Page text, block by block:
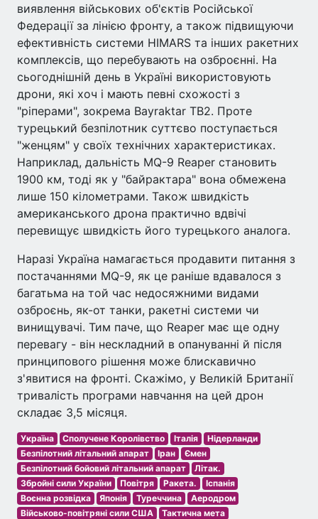
виявлення військових об'єктів Російської
Федерації за лінією фронту, а також підвищуючи
ефективність системи HIMARS та інших ракетних
комплексів, що перебувають на озброєнні. На
сьогоднішній день в Україні використовують
дрони, які хоч і мають певні схожості з
"ріперами", зокрема Bayraktar TB2. Проте
турецький безпілотник суттєво поступається
"женцям" у своїх технічних характеристиках.
Наприклад, дальність MQ-9 Reaper становить
1900 км, тоді як у "байрактара" вона обмежена
лише 150 кілометрами. Також швидкість
американського дрона практично вдвічі
перевищує швидкість його турецького аналога.
Наразі Україна намагається продавити питання з
постачаннями MQ-9, як це раніше вдавалося з
багатьма на той час недосяжними видами
озброєнь, як-от танки, ракетні системи чи
винищувачі. Тим паче, що Reaper має ще одну
перевагу - він нескладний в опануванні й після
принципового рішення може блискавично
з'явитися на фронті. Скажімо, у Великій Британії
тривалість програми навчання на цей дрон
складає 3,5 місяця.
Україна Сполучене Королівство Італія
Нідерланди
Безпілотний літальний апарат
Іран
Ємен
Безпілотний бойовий літальний апарат
Літак.
Збройні сили України
Повітря Ракета.
Іспанія
Воєнна розвідка
Японія Туреччина
Аеродром
Військово-повітряні сили США
Тактична мета